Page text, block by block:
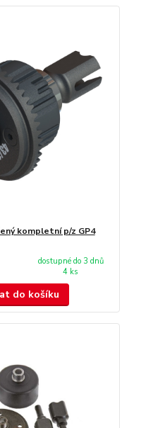
kompletní p/z GP4
dostupné do 3 dnů
4 ks
do košíku